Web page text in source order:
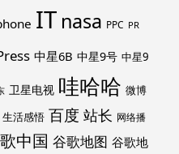
IT nasa PPC PR
中星6B 中星9号 中星9
卫星电视 哇哈哈 微博
生活感悟 百度 站长 网络播
中国 谷歌地图 谷歌地